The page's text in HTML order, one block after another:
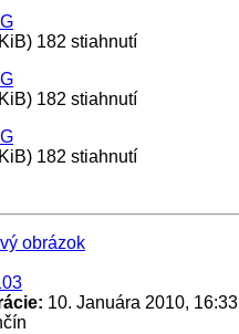
182 stiahnutí
182 stiahnutí
182 stiahnutí
10. Januára 2010, 16:33